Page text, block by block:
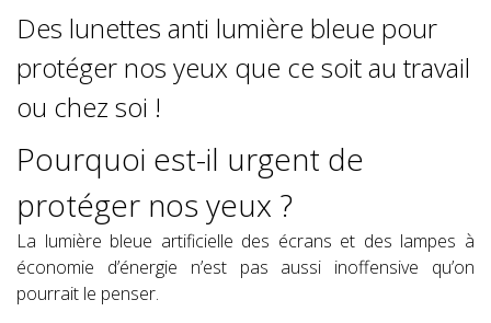
Des lunettes anti lumière bleue pour
protéger nos yeux que ce soit au travail
ou chez soi !
Pourquoi est-il urgent de
protéger nos yeux ?
La lumière bleue artificielle des écrans et des lampes à
économie d’énergie n’est pas aussi inoffensive qu’on
pourrait le penser.